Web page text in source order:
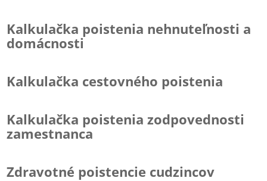
Kalkulačka poistenia nehnuteľnosti a
domácnosti
Kalkulačka cestovného poistenia
Kalkulačka poistenia zodpovednosti
zamestnanca
Zdravotné poistencie cudzincov